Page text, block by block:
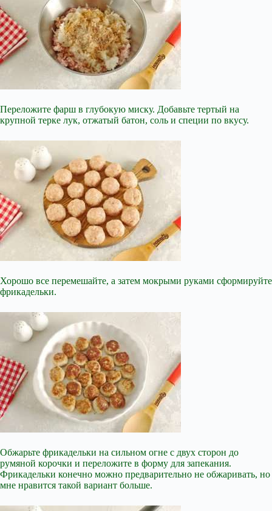
Переложите фарш в глубокую миску. Добавьте тертый на
крупной терке лук, отжатый батон, соль и специи по вкусу.
Хорошо все перемешайте, а затем мокрыми руками сформируйте
фрикадельки.
Обжарьте фрикадельки на сильном огне с двух сторон до
румяной корочки и переложите в форму для запекания.
Фрикадельки конечно можно предварительно не обжаривать, но
мне нравится такой вариант больше.